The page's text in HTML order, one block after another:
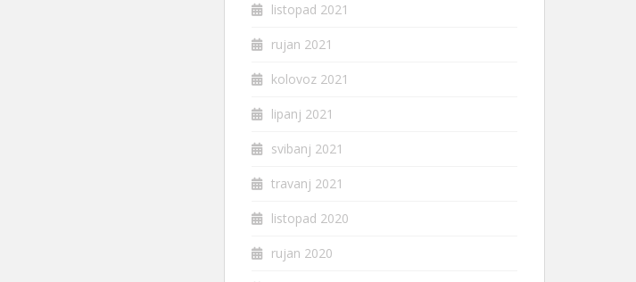
listopad 2021
rujan 2021
kolovoz 2021
lipanj 2021
svibanj 2021
travanj 2021
listopad 2020
rujan 2020